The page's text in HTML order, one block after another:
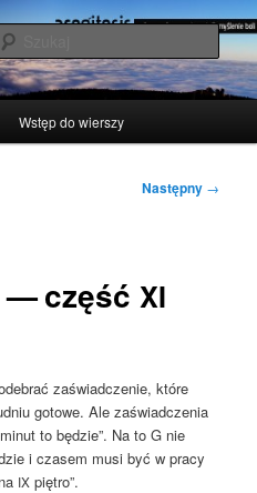
boli
Wstęp do wierszy
Następny →
— częśćXI
zaświad­cze­nie, któ­re
goto­we. Ale zaświad­cze­nia
to będzie”. Na to G nie
i cza­sem musi być w pra­cy
IX piętro”.